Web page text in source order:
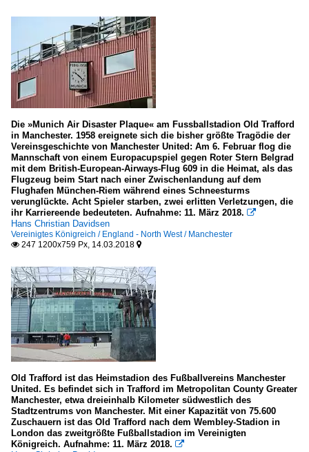
Die »Munich Air Disaster Plaque« am Fussballstadion Old Trafford
in Manchester. 1958 ereignete sich die bisher größte Tragödie der
Vereinsgeschichte von Manchester United: Am 6. Februar flog die
Mannschaft von einem Europacupspiel gegen Roter Stern Belgrad
mit dem British-European-Airways-Flug 609 in die Heimat, als das
Flugzeug beim Start nach einer Zwischenlandung auf dem
Flughafen München-Riem während eines Schneesturms
verunglückte. Acht Spieler starben, zwei erlitten Verletzungen, die
ihr Karriereende bedeuteten. Aufnahme: 11. März 2018. 
Hans Christian Davidsen
Vereinigtes Königreich / England - North West / Manchester
 247 1200x759 Px, 14.03.2018 
Old Trafford ist das Heimstadion des Fußballvereins Manchester
United. Es befindet sich in Trafford im Metropolitan County Greater
Manchester, etwa dreieinhalb Kilometer südwestlich des
Stadtzentrums von Manchester. Mit einer Kapazität von 75.600
Zuschauern ist das Old Trafford nach dem Wembley-Stadion in
London das zweitgrößte Fußballstadion im Vereinigten
Königreich. Aufnahme: 11. März 2018. 